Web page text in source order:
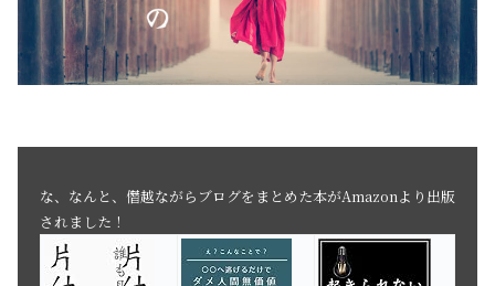
な、なんと、僭越ながらブログをまとめた本がAmazonより出版
されました！